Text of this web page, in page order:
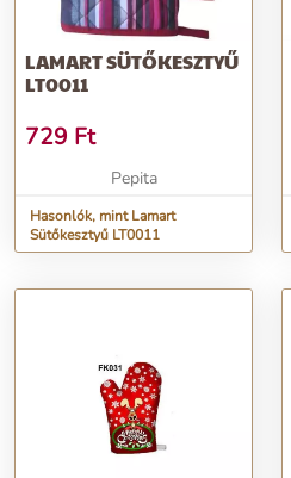
LAMART SÜTŐKESZTYŰ
LT0011
729 Ft
Pepita
Hasonlók, mint Lamart
Sütőkesztyű LT0011